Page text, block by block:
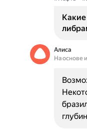
Алиса
На основе